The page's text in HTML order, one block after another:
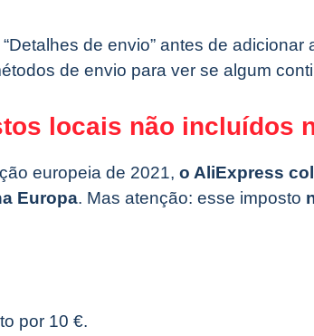
de envio” antes de adicionar
de envio para ver se algum
locais não incluídos
europeia de 2021, o AliExpress
Europa. Mas atenção: esse imposto
por 10 €.